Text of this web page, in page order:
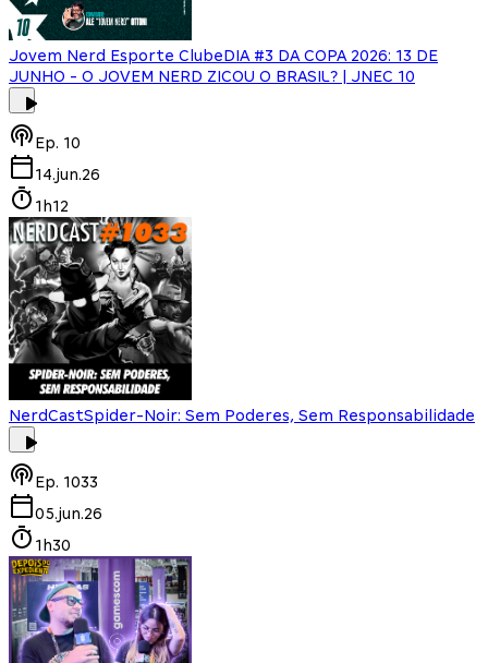
Jovem Nerd Esporte ClubeDIA #3 DA COPA 2026: 13 DE
JUNHO - O JOVEM NERD ZICOU O BRASIL? | JNEC 10
Ep. 10
14.jun.26
1h12
NerdCastSpider-Noir: Sem Poderes, Sem Responsabilidade
Ep. 1033
05.jun.26
1h30